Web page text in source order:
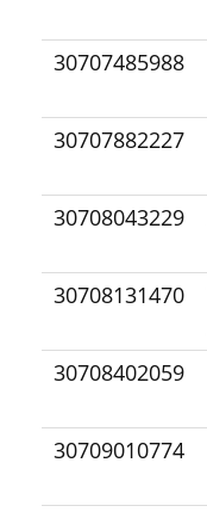
30707485988
30707882227
30708043229
30708131470
30708402059
30709010774